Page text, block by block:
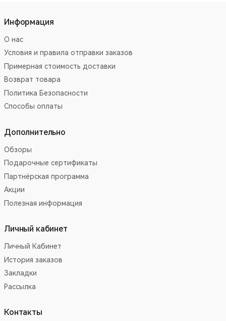
Информация
О нас
Условия и правила отправки заказов
Примерная стоимость доставки
Возврат товара
Политика Безопасности
Способы оплаты
Дополнительно
Обзоры
Подарочные сертификаты
Партнёрская программа
Акции
Полезная информация
Личный кабинет
Личный Кабинет
История заказов
Закладки
Рассылка
Контакты